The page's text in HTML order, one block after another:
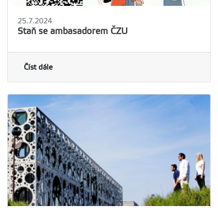
25.7.2024
Staň se ambasadorem ČZU
Číst dále